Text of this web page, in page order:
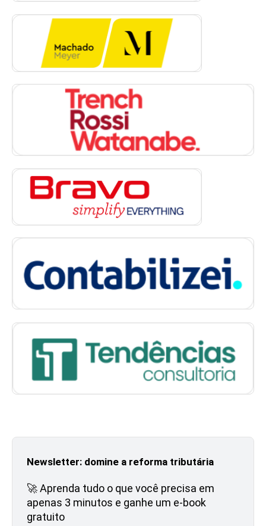
Newsletter: domine a reforma tributária
🚀 Aprenda tudo o que você precisa em
apenas 3 minutos e ganhe um e-book
gratuito